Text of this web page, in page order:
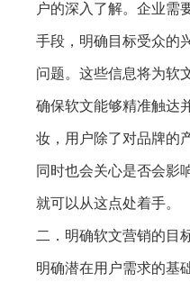
户的深入了解。企业需
手段，明确目标受众的
问题。这些信息将为软
确保软文能够精准触达
妆，用户除了对品牌的
同时也会关心是否会影
就可以从这点处着手。
二．明确软文营销的目
明确潜在用户需求的基